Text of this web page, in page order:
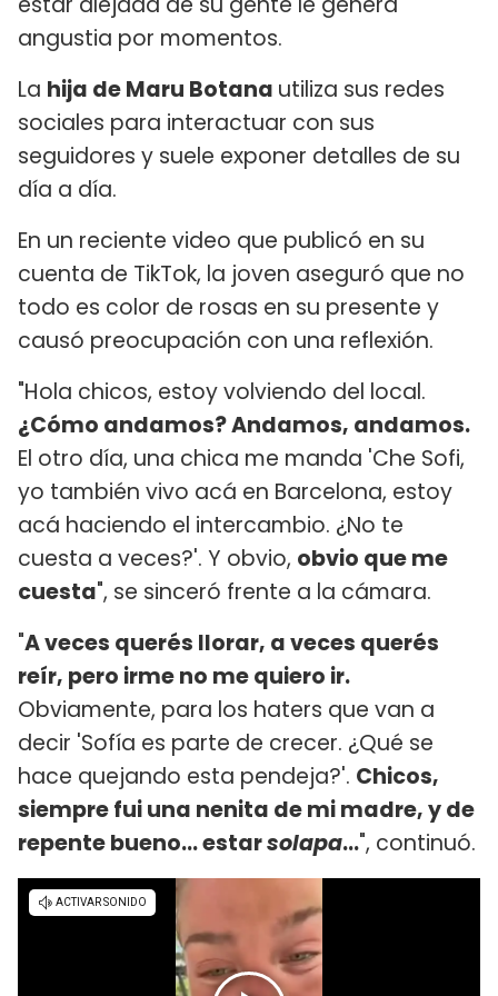
angustia por momentos.
La hija de Maru Botana utiliza sus redes
sociales para interactuar con sus
seguidores y suele exponer detalles de su
día a día.
En un reciente video que publicó en su
cuenta de TikTok, la joven aseguró que no
todo es color de rosas en su presente y
causó preocupación con una reflexión.
"Hola chicos, estoy volviendo del local.
¿Cómo andamos? Andamos, andamos.
El otro día, una chica me manda 'Che Sofi,
yo también vivo acá en Barcelona, estoy
acá haciendo el intercambio. ¿No te
cuesta a veces?'. Y obvio, obvio que me
cuesta", se sinceró frente a la cámara.
"A veces querés llorar, a veces querés
reír, pero irme no me quiero ir.
Obviamente, para los haters que van a
decir 'Sofía es parte de crecer. ¿Qué se
hace quejando esta pendeja?'. Chicos,
siempre fui una nenita de mi madre, y de
repente bueno... estarsolapa...", continuó.